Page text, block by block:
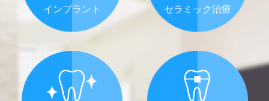
インプラント セラミック治療